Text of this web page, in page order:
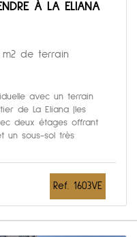
À LA ELIANA
m2 de terrain
avec un terrain
de La Eliana (les
deux étages offrant
un sous-sol très
Ref. 1603VE